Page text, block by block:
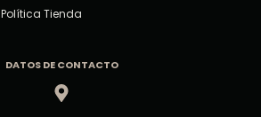
Política Tienda
DATOS DE CONTACTO